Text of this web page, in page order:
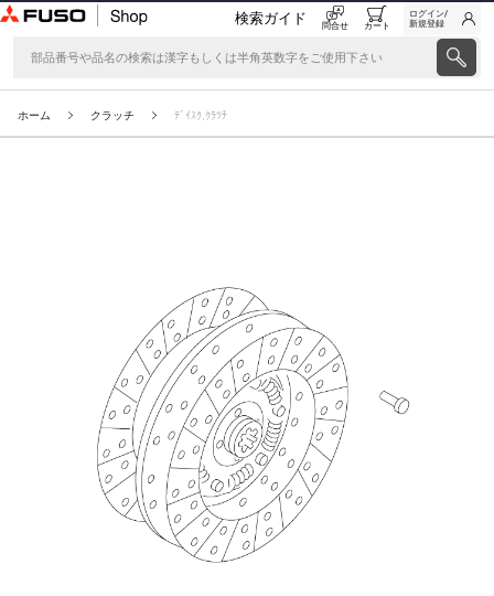
検索ガイド 問合せ カート
ログイン/
新規登録
ホーム クラッチ ﾃﾞｲｽｸ,ｸﾗﾂﾁ